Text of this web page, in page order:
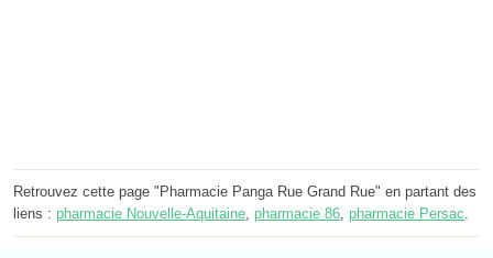
Retrouvez cette page "Pharmacie Panga Rue Grand Rue" en partant des
liens : pharmacie Nouvelle-Aquitaine, pharmacie 86, pharmacie Persac.